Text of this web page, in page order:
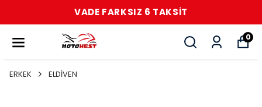
VADE FARKSIZ 6 TAKSİT
0
ERKEK ELDİVEN